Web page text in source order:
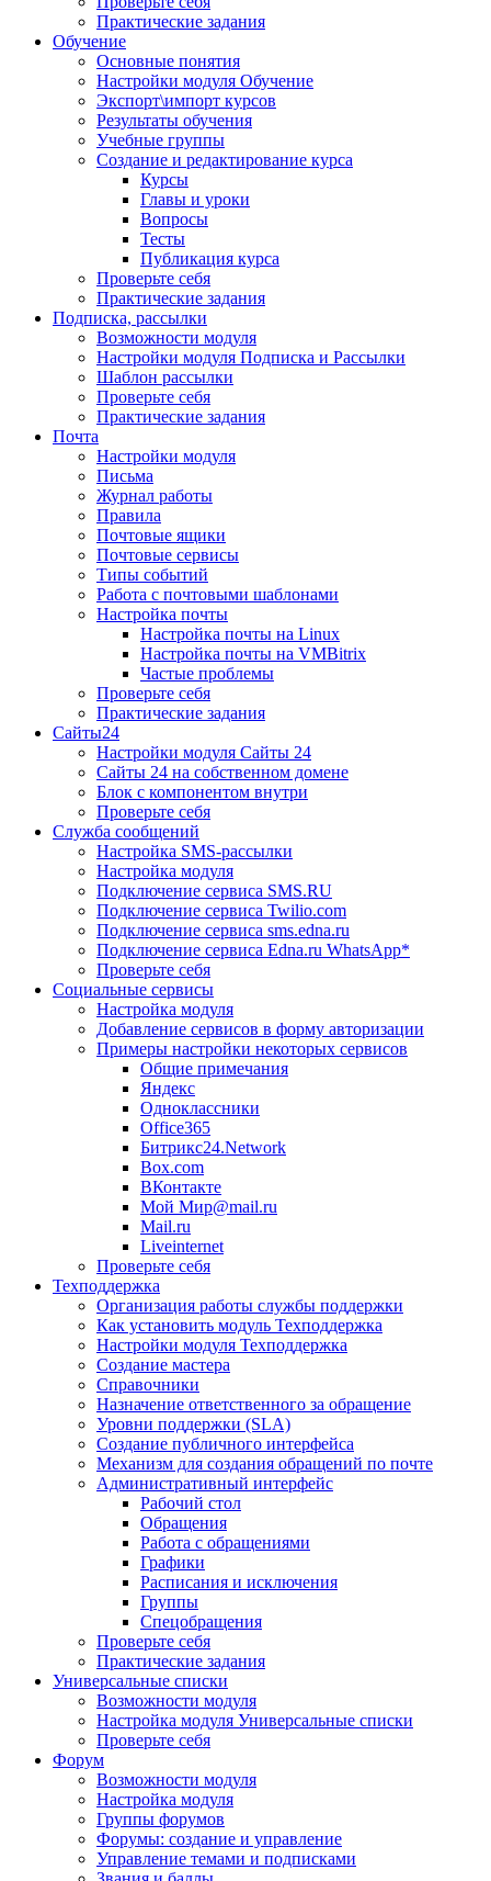
Практические задания
Обучение
Основные понятия
Настройки модуля Обучение
Экспорт\импорт курсов
Результаты обучения
Учебные группы
Создание и редактирование курса
Курсы
Главы и уроки
Вопросы
Тесты
Публикация курса
Проверьте себя
Практические задания
Подписка, рассылки
Возможности модуля
Настройки модуля Подписка и Рассылки
Шаблон рассылки
Проверьте себя
Практические задания
Почта
Настройки модуля
Письма
Журнал работы
Правила
Почтовые ящики
Почтовые сервисы
Типы событий
Работа с почтовыми шаблонами
Настройка почты
Настройка почты на Linux
Настройка почты на VMBitrix
Частые проблемы
Проверьте себя
Практические задания
Сайты24
Настройки модуля Сайты 24
Сайты 24 на собственном домене
Блок с компонентом внутри
Проверьте себя
Служба сообщений
Настройка SMS-рассылки
Настройка модуля
Подключение сервиса SMS.RU
Подключение сервиса Twilio.com
Подключение сервиса sms.edna.ru
Подключение сервиса Edna.ru WhatsApp*
Проверьте себя
Социальные сервисы
Настройка модуля
Добавление сервисов в форму авторизации
Примеры настройки некоторых сервисов
Общие примечания
Яндекс
Одноклассники
Office365
Битрикс24.Network
Box.com
ВКонтакте
Мой Мир@mail.ru
Mail.ru
Liveinternet
Проверьте себя
Техподдержка
Организация работы службы поддержки
Как установить модуль Техподдержка
Настройки модуля Техподдержка
Создание мастера
Справочники
Назначение ответственного за обращение
Уровни поддержки (SLA)
Создание публичного интерфейса
Механизм для создания обращений по почте
Административный интерфейс
Рабочий стол
Обращения
Работа с обращениями
Графики
Расписания и исключения
Группы
Спецобращения
Проверьте себя
Практические задания
Универсальные списки
Возможности модуля
Настройка модуля Универсальные списки
Проверьте себя
Форум
Возможности модуля
Настройка модуля
Группы форумов
Форумы: создание и управление
Управление темами и подписками